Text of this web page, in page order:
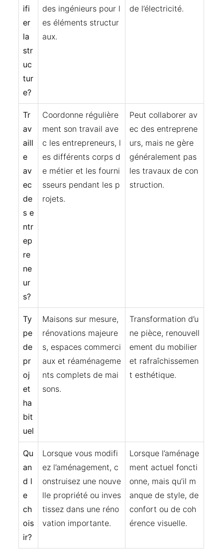
ifi
er
la
str
uc
tur
e?
des ingénieurs pour l
es éléments structur
aux.
de l’électricité.
Tr
av
aill
e
av
ec
de
s e
ntr
ep
re
ne
ur
s?
Coordonne régulière
ment son travail ave
c les entrepreneurs, l
es différents corps d
e métier et les fourni
sseurs pendant les p
rojets.
Peut collaborer av
ec des entreprene
urs, mais ne gère
généralement pas
les travaux de con
struction.
Ty
pe
de
pr
oj
et
ha
bit
uel
Maisons sur mesure,
rénovations majeure
s, espaces commerci
aux et réaménageme
nts complets de mai
sons.
Transformation d’u
ne pièce, renouvell
ement du mobilier
et rafraîchissemen
t esthétique.
Qu
an
d l
e
ch
ois
ir?
Lorsque vous modifi
ez l’aménagement, c
onstruisez une nouve
lle propriété ou inves
tissez dans une réno
vation importante.
Lorsque l’aménage
ment actuel foncti
onne, mais qu’il m
anque de style, de
confort ou de coh
érence visuelle.